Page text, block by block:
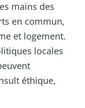
mains des
en commun,
et logement.
locales
éthique,